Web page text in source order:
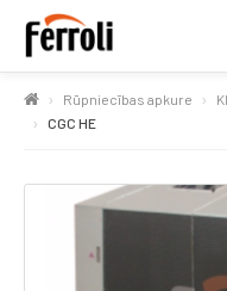
Rūpniecības apkure
CGC HE